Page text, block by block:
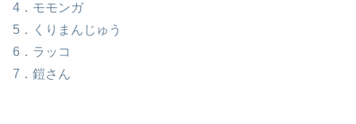
4．モモンガ
5．くりまんじゅう
6．ラッコ
7．鎧さん